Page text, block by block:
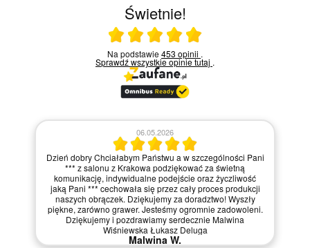
Świetnie!
Ocena średnia 5 na 5
Na podstawie453 opinii .
Sprawdź wszystkie opinietutaj .
06.05.2026
Dzień dobry Chciałabym Państwu a w szczególności Pani
*** z salonu z Krakowa podziękować za świetną
komunikację, indywidualne podejście oraz życzliwość
jaką Pani *** cechowała się przez cały proces produkcji
naszych obrączek. Dziękujemy za doradztwo! Wyszły
piękne, zarówno grawer. Jesteśmy ogromnie zadowoleni.
Dziękujemy i pozdrawiamy serdecznie Malwina
Wiśniewska Łukasz Deluga
Malwina W.